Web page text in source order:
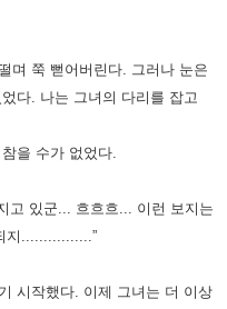
며 쭉 뻗어버린다. 그러나 눈은
다. 나는 그녀의 다리를 잡고
을 수가 없었다.
고 있군... 흐흐흐... 이런 보지는
지................”
시작했다. 이제 그녀는 더 이상